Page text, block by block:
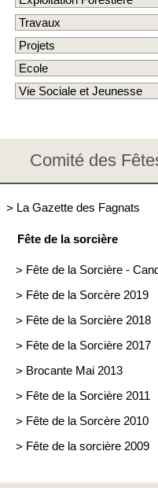
Comité des
> La Gazette des Fagnats
Fête de la sorcière
> Fête de la Sorcière -
> Fête de la Sorcère 2019
> Fête de la Sorcière 2018
> Fête de la Sorcière 2017
> Brocante Mai 2013
> Fête de la Sorcière 2011
> Fête de la Sorcère 2010
> Fête de la sorcière 2009